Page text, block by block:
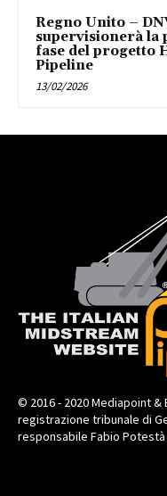
Regno Unito –
supervisionerà la
fase del progetto
Pipeline
13/02/2026
© 2016 - 2020 Mediapoint &
registrazione tribunale di
responsabile Fabio Potestà